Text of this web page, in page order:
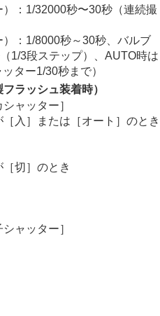
：1/32000秒〜30秒（連続撮
：1/8000秒～30秒、バルブ
1/3段ステップ）、AUTO時は
ター1/30秒まで）
ラッシュ装着時）
シャッター］
［入］ または ［オート］ のとき
［切］ のとき
シャッター］